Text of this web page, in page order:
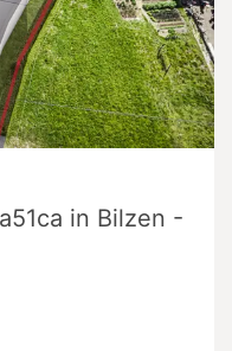
in Bilzen -